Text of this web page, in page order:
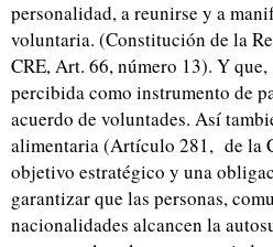
personalidad, a reunirse y a
voluntaria. (Constitución de la
CRE, Art. 66, número 13). Y
percibida como instrumento de
acuerdo de voluntades. Así
alimentaria (Artículo 281, de la
objetivo estratégico y una
garantizar que las personas,
nacionalidades alcancen la